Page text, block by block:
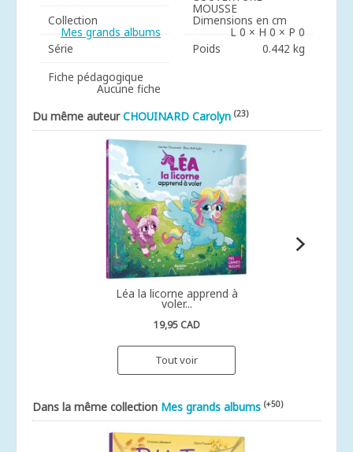
Collection
Mes grands albums
Série
Fiche pédagogique
Aucune fiche
MOUSSE
Dimensions en cm
L 0 × H 0 × P 0
Poids
0.442 kg
Du même auteurCHOUINARD Carolyn (23)
Léa la licorne apprend à
voler...
19,95 CAD
Tout voir
Dans la même collection Mes grands albums (+50)